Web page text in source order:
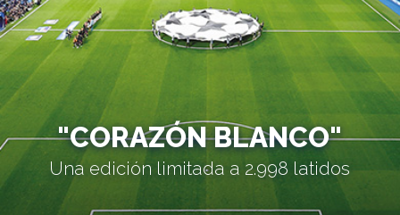
"CORAZÓN BLANCO"
Una edición limitada a 2.998 latidos